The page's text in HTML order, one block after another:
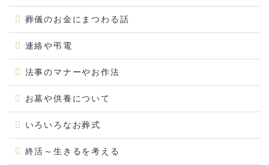
葬儀のお金にまつわる話
連絡や弔電
法事のマナーやお作法
お墓や供養について
いろいろなお葬式
終活～生きるを考える